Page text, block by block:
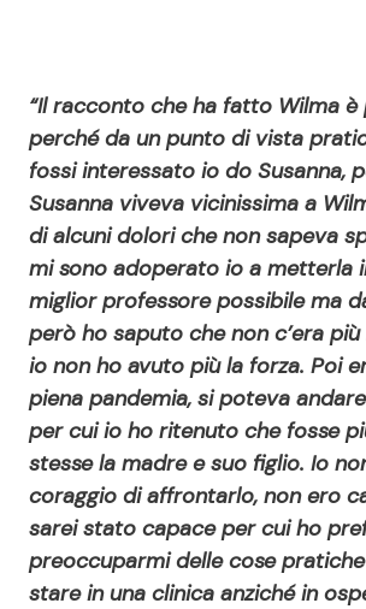
“Il racconto che ha fatto Wilma è
perché da un punto di vista
fossi interessato io do Susanna,
Susanna viveva vicinissima a
di alcuni dolori che non sapeva
mi sono adoperato io a metterla
miglior professore possibile ma
però ho saputo che non c’era
io non ho avuto più la forza. Poi
piena pandemia, si poteva
per cui io ho ritenuto che fosse
stesse la madre e suo figlio. Io
coraggio di affrontarlo, non ero
sarei stato capace per cui ho
preoccuparmi delle cose
stare in una clinica anziché in